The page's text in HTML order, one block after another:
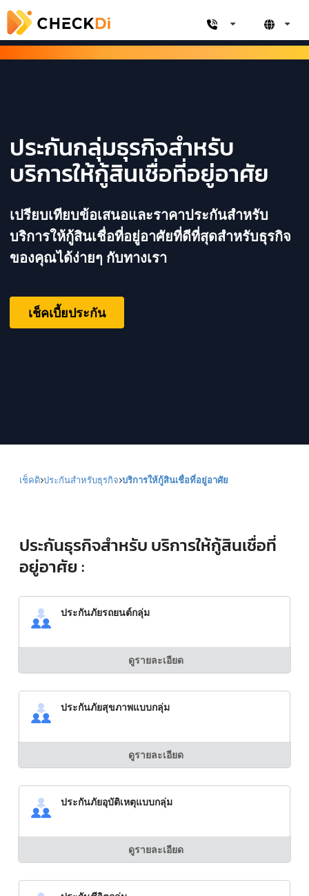
ประกันกลุ่มธุรกิจสำหรับ
บริการให้กู้สินเชื่อที่อยู่อาศัย
เปรียบเทียบข้อเสนอและราคาประกันสำหรับ
บริการให้กู้สินเชื่อที่อยู่อาศัยที่ดีที่สุดสำหรับธุรกิจ
ของคุณได้ง่ายๆ กับทางเรา
เช็คเบี้ยประกัน
เช็คดิ ประกันสำหรับธุรกิจ บริการให้กู้สินเชื่อที่อยู่อาศัย
ประกันธุรกิจสำหรับ บริการให้กู้สินเชื่อที่
อยู่อาศัย :
ประกันภัยรถยนต์กลุ่ม
ดูรายละเอียด
ประกันภัยสุขภาพแบบกลุ่ม
ดูรายละเอียด
ประกันภัยอุบัติเหตุแบบกลุ่ม
ดูรายละเอียด